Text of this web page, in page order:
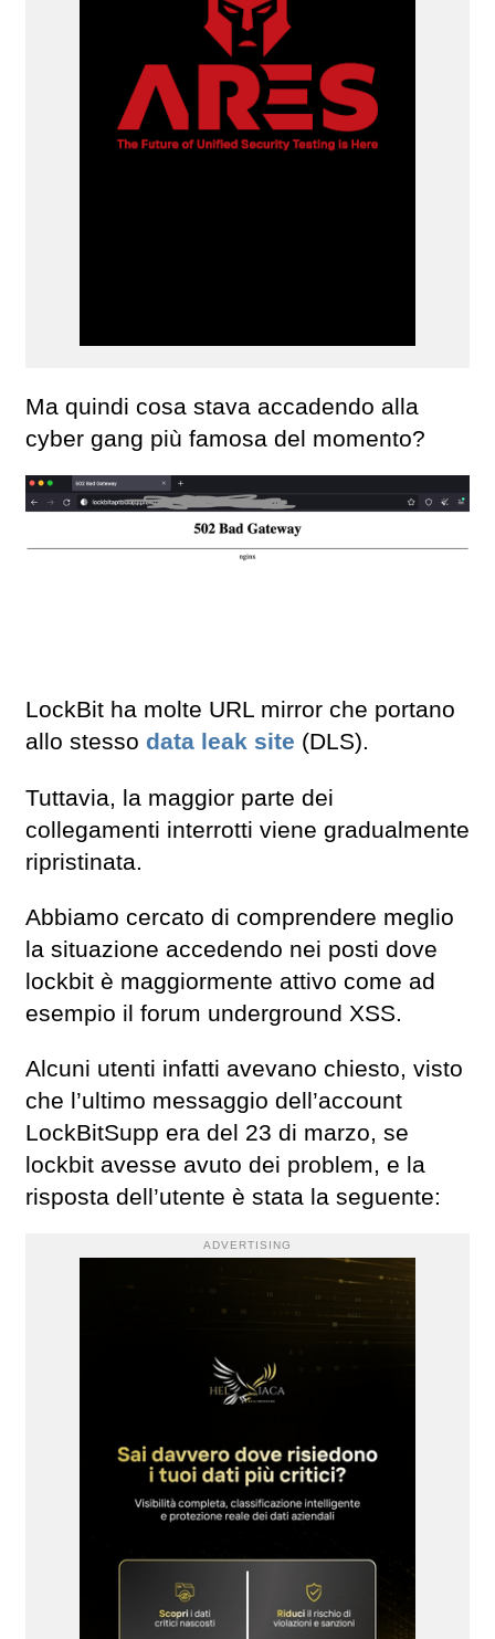
Ma quindi cosa stava accadendo alla
cyber gang più famosa del momento?
LockBit ha molte URL mirror che portano
allo stesso data leak site (DLS).
Tuttavia, la maggior parte dei
collegamenti interrotti viene gradualmente
ripristinata.
Abbiamo cercato di comprendere meglio
la situazione accedendo nei posti dove
lockbit è maggiormente attivo come ad
esempio il forum underground XSS.
Alcuni utenti infatti avevano chiesto, visto
che l’ultimo messaggio dell’account
LockBitSupp era del 23 di marzo, se
lockbit avesse avuto dei problem, e la
risposta dell’utente è stata la seguente:
ADVERTISING